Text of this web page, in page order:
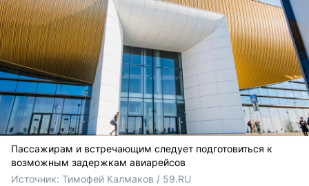
Пассажирам и встречающим следует подготовиться к
возможным задержкам авиарейсов
Источник: Тимофей Калмаков / 59.RU